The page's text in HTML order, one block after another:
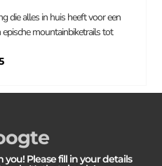
die alles in huis heeft voor een
epische mountainbiketrails tot
Please fill in your details